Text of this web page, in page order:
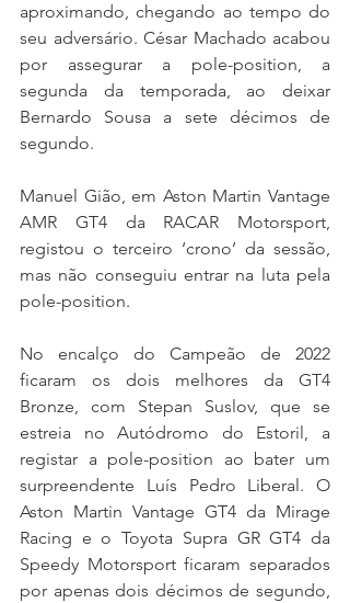
aproximando, chegando ao tempo do
seu adversário. César Machado acabou
por assegurar a pole-position, a
segunda da temporada, ao deixar
Bernardo Sousa a sete décimos de
segundo.
Manuel Gião, em Aston Martin Vantage
AMR GT4 da RACAR Motorsport,
registou o terceiro ‘crono’ da sessão,
mas não conseguiu entrar na luta pela
pole-position.
No encalço do Campeão de 2022
ficaram os dois melhores da GT4
Bronze, com Stepan Suslov, que se
estreia no Autódromo do Estoril, a
registar a pole-position ao bater um
surpreendente Luís Pedro Liberal. O
Aston Martin Vantage GT4 da Mirage
Racing e o Toyota Supra GR GT4 da
Speedy Motorsport ficaram separados
por apenas dois décimos de segundo,